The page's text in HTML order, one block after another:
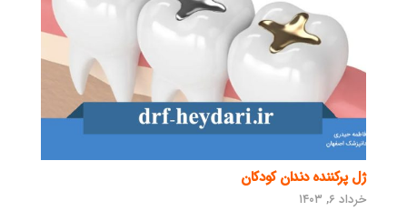
ژل پرکننده دندان کودکان
خرداد ۶, ۱۴۰۳